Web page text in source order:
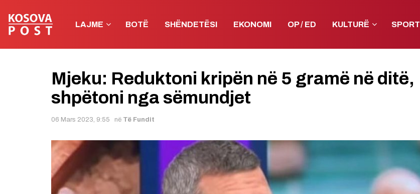
LAJME BOTË SHËNDETËSI EKONOMI OP / ED KULTURË SPORT
Mjeku: Reduktoni kripën në 5 gramë në ditë,
shpëtoni nga sëmundjet
06 Mars 2023, 9:55 në Të Fundit